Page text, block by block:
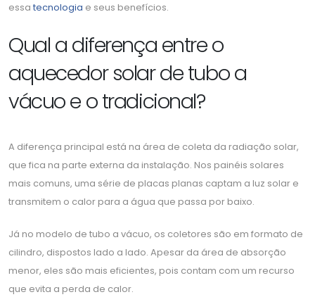
essa tecnologia e seus benefícios.
Qual a diferença entre o
aquecedor solar de tubo a
vácuo e o tradicional?
A diferença principal está na área de coleta da radiação solar,
que fica na parte externa da instalação. Nos painéis solares
mais comuns, uma série de placas planas captam a luz solar e
transmitem o calor para a água que passa por baixo.
Já no modelo de tubo a vácuo, os coletores são em formato de
cilindro, dispostos lado a lado. Apesar da área de absorção
menor, eles são mais eficientes, pois contam com um recurso
que evita a perda de calor.